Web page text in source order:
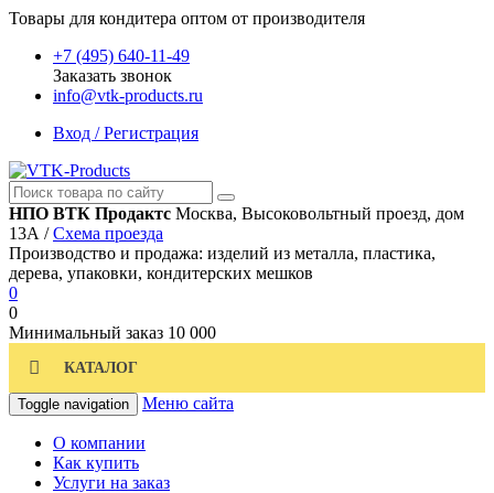
Товары для кондитера оптом от производителя
+7 (495) 640-11-49
Заказать звонок
info@vtk-products.ru
Вход / Регистрация
НПО ВТК Продактс Москва, Высоковольтный проезд, дом
13А /Схема проезда
Производство и продажа: изделий из металла, пластика,
дерева, упаковки, кондитерских мешков
0
0
Минимальный заказ 10 000
КАТАЛОГ
Toggle navigation Меню сайта
О компании
Как купить
Услуги на заказ